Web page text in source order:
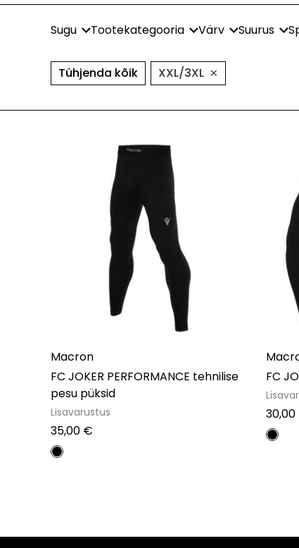
Sugu Tootekategooria Värv Suurus
Tühjenda kõik XXL/3XL ×
Macron
FC JOKER PERFORMANCE tehnilise
pesu püksid
Lisavarustus
35,00 €
FC
30,00